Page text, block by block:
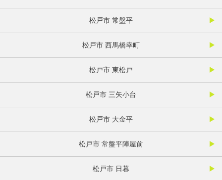
松戸市 常盤平
松戸市 西馬橋幸町
松戸市 東松戸
松戸市 三矢小台
松戸市 大金平
松戸市 常盤平陣屋前
松戸市 日暮